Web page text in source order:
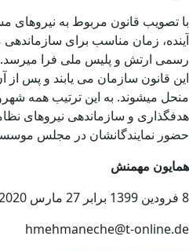
با تصویب قانون مربوط به
آینده، زمان مناسب برای
رسمی ارتش و پلیس ملی فرا
این قانون سازمان می یابند و پس از
منحل میشوند. به این ترتیب همه
هدفگذاری و سازماندهی نیروهای
حضور نمایندگانشان در مجلس
همایون مهمنش
8 فرودین 1399 برابر 27 مارس 2020
hmehmaneche@t-online.de